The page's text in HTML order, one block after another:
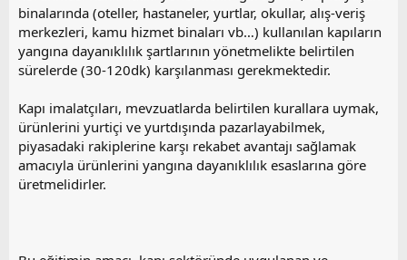
binalarında (oteller, hastaneler, yurtlar, okullar, alış-veriş
merkezleri, kamu hizmet binaları vb…) kullanılan kapıların
yangına dayanıklılık şartlarının yönetmelikte belirtilen
sürelerde (30-120dk) karşılanması gerekmektedir.
Kapı imalatçıları, mevzuatlarda belirtilen kurallara uymak,
ürünlerini yurtiçi ve yurtdışında pazarlayabilmek,
piyasadaki rakiplerine karşı rekabet avantajı sağlamak
amacıyla ürünlerini yangına dayanıklılık esaslarına göre
üretmelidirler.